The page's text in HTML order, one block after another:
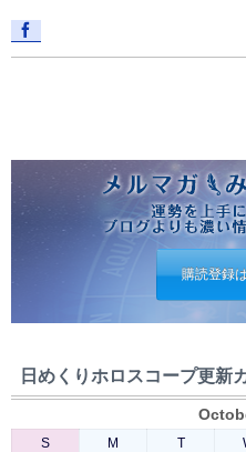
購読登録
日めくりホロスコープ更新
S M T